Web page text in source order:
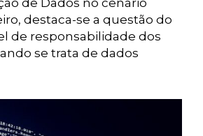
de Dados no cenário
destaca-se a questão do
de responsabilidade dos
se trata de dados